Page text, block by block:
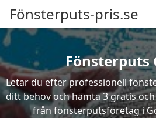
Fönsterputs-pris.se
Fönsterputs
Letar du efter professionell
ditt behov och hämta 3 gratis
från fönsterputsföretag i